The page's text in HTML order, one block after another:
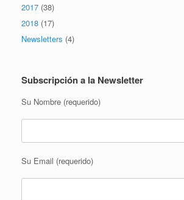
2017 (38)
2018 (17)
Newsletters (4)
Subscripción a la Newsletter
Su Nombre (requerido)
Su Email (requerido)